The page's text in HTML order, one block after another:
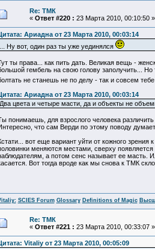
Re: ТМК
« Ответ #220 : 23 Марта 2010, 00:10:50 »
Ариадна от 23 Марта 2010, 00:03:14
... Ну вот, один раз ты уже уединялся
ты права... как пить дать. Великая вещь -
гембель на свою голову заполучить...
не станешь не по делу - так и совсем
Ариадна от 23 Марта 2010, 00:03:14
Два цвета и четыре масти, да и объекты не
понимаешь, для взрослого человека
что сам Верди по этому поводу
вот еще вариант уйти от кожного
меняются местами, сверху
а потом сенс называет ее масть.
Вот тогда вроде как мы снова к ТМК
SCIES Forum Glossary Definitions of Magic
Re: ТМК
« Ответ #221 : 23 Марта 2010, 00:33:07 »
Vitaliy от 23 Марта 2010, 00:05:09